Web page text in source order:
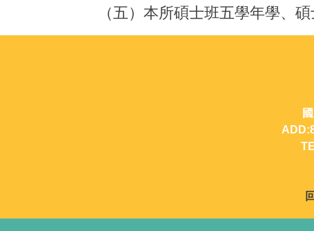
（五） 本所碩士班五學年學、
國立中山大學行銷傳
ADD:804高雄市鼓山區
TEL:07-